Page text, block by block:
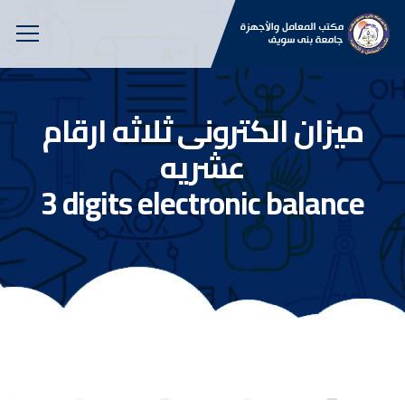
ميزان الكترونى ثلاثه ارقام
عشريه
3 digits electronic balance